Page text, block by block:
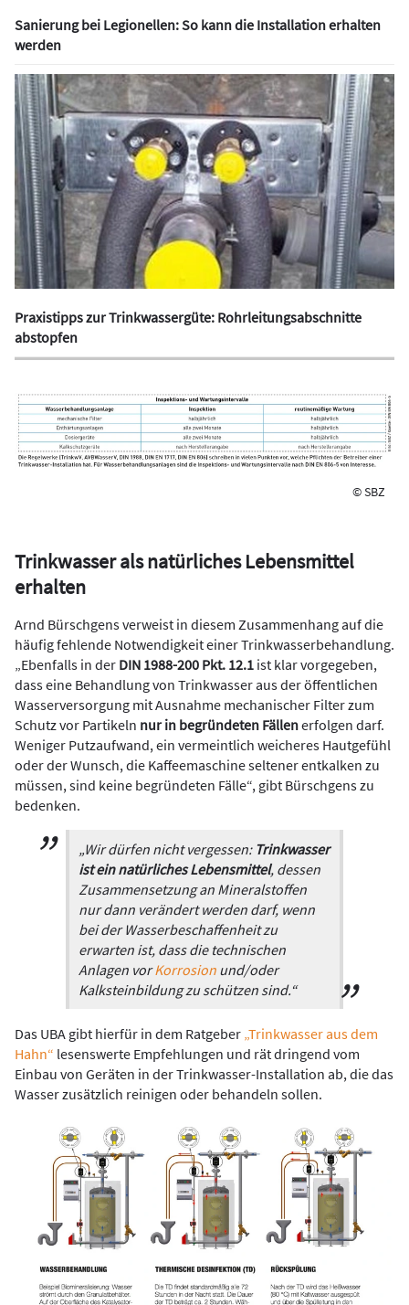
Sanierung bei Legionellen: So kann die Installation erhalten
werden
Praxistipps zur Trinkwassergüte: Rohrleitungsabschnitte
abstopfen
© SBZ
Trinkwasser als natürliches Lebensmittel
erhalten
Arnd Bürschgens verweist in diesem Zusammenhang auf die
häufig fehlende Notwendigkeit einer Trinkwasserbehandlung.
„Ebenfalls in der DIN 1988-200 Pkt. 12.1 ist klar vorgegeben,
dass eine Behandlung von Trinkwasser aus der öffentlichen
Wasserversorgung mit Ausnahme mechanischer Filter zum
Schutz vor Partikeln nur in begründeten Fällenerfolgen darf.
Weniger Putzaufwand, ein vermeintlich weicheres Hautgefühl
oder der Wunsch, die Kaffeemaschine seltener entkalken zu
müssen, sind keine begründeten Fälle“, gibt Bürschgens zu
bedenken.
„Wir dürfen nicht vergessen: Trinkwasser
ist ein natürliches Lebensmittel, dessen
Zusammensetzung an Mineralstoffen
nur dann verändert werden darf, wenn
bei der Wasserbeschaffenheit zu
erwarten ist, dass die technischen
Anlagen vorKorrosion und/oder
Kalksteinbildung zu schützen sind.“
Das UBA gibt hierfür in dem Ratgeber „Trinkwasser aus dem
Hahn“ lesenswerte Empfehlungen und rät dringend vom
Einbau von Geräten in der Trinkwasser-­Installation ab, die das
Wasser zusätzlich reinigen oder behandeln sollen.